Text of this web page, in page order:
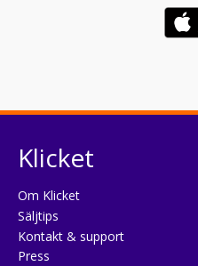
Klicket
Om Klicket
Säljtips
Kontakt & support
Press